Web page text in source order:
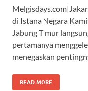
e
b
o
o
k
at
s
A
p
p
e
gr
a
m
di Istana Negara
Jabung Timur
pertamanya
menegaskan
READ MORE